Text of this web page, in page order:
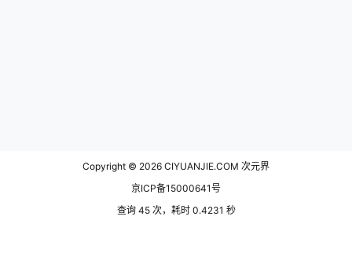
Copyright © 2026 CIYUANJIE.COM 次元界
京ICP备15000641号
查询 45 次，耗时 0.4231 秒